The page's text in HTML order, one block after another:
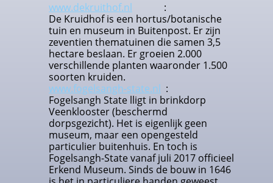
www.dekruithof.nl :
De Kruidhof is een hortus/botanische
tuin en museum in Buitenpost. Er zijn
zeventien thematuinen die samen 3,5
hectare beslaan. Er groeien 2.000
verschillende planten waaronder 1.500
soorten kruiden.
www.fogelsangh-state.nl :
Fogelsangh State lligt in brinkdorp
Veenklooster (beschermd
dorpsgezicht). Het is eigenlijk geen
museum, maar een opengesteld
particulier buitenhuis. En toch is
Fogelsangh-State vanaf juli 2017 officieel
Erkend Museum. Sinds de bouw in 1646